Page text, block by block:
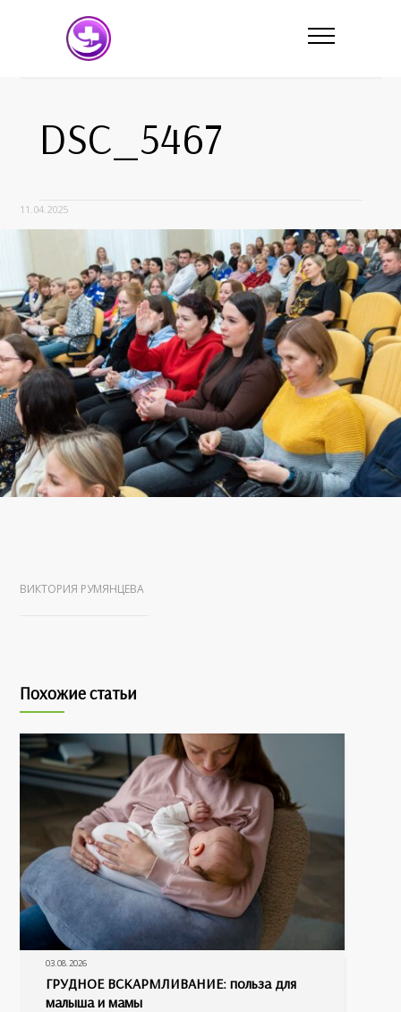
DSC_5467
11.04.2025
ВИКТОРИЯ РУМЯНЦЕВА
Похожие статьи
03.08.2026
ГРУДНОЕ ВСКАРМЛИВАНИЕ: польза для
малыша и мамы